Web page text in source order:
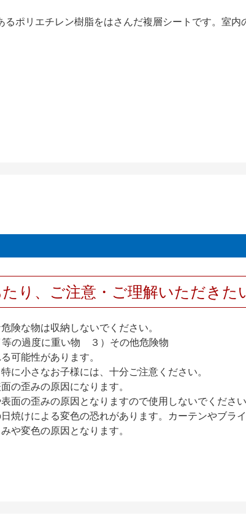
ポリエチレン樹脂をはさんだ複層シートです。室
り、ご注意・ご理解いただきた
険な物は収納しないでください。
の過度に重い物 ３）その他危険物
可能性があります。
小さなお子様には、十分ご注意ください。
の歪みの原因になります。
面の歪みの原因となりますので使用しないでくださ
焼けによる変色の恐れがあります。カーテンやブラ
や変色の原因となります。